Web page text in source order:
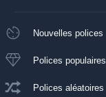
Nouvelles polices
Polices populaires
Polices aléatoires